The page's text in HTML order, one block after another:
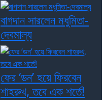
বাগদান সারলেন মধুমিতা-
দেবমাল্য
ফের ‘ডন’ হয়ে ফিরবেন
শাহরুখ, তবে এক শর্তে!